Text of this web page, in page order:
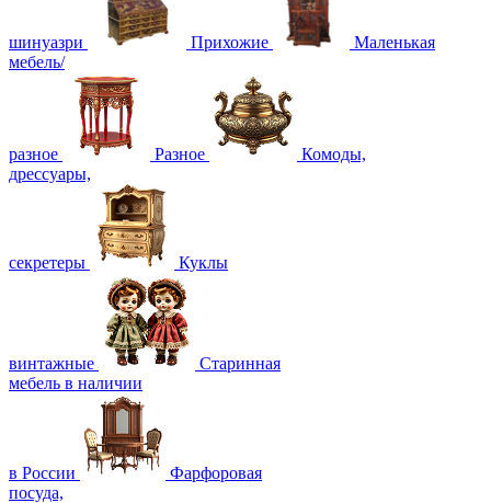
шинуазри Прихожие
Маленькая
мебель/
разное Разное
Комоды,
дрессуары,
секретеры Куклы
винтажные
Старинная
мебель в наличии
в России
Фарфоровая
посуда,